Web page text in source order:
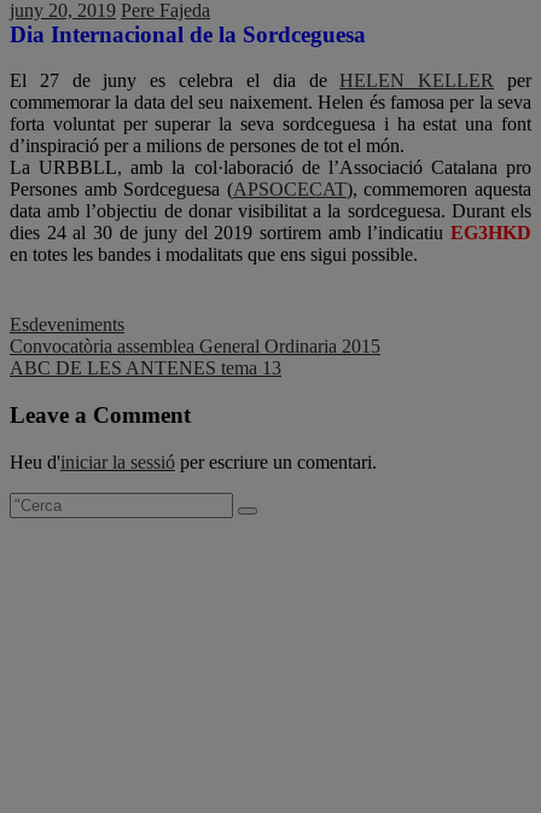
juny 20, 2019 Pere Fajeda
Dia Internacional de la Sordceguesa
El 27 de juny es celebra el dia deHELEN KELLER
per
commemorar la data del seu naixement. Helen és famosa per la seva
forta voluntat per superar la seva sordceguesa i ha estat una font
d’inspiració per a milions de persones de tot el món.
La URBBLL, amb la col·laboració de l’Associació Catalana pro
Persones amb Sordceguesa (APSOCECAT), commemoren aquesta
data amb l’objectiu de donar visibilitat a la sordceguesa. Durant els
dies 24 al 30 de juny del 2019 sortirem amb l’indicatiu EG3HKD
en totes les bandes i modalitats que ens sigui possible.
Esdeveniments
Navegació
d'entrades
Convocatòria assemblea General Ordinaria 2015
ABC DE LES ANTENES tema 13
Leave a Comment
Heu d'iniciar la sessió per escriure un comentari.